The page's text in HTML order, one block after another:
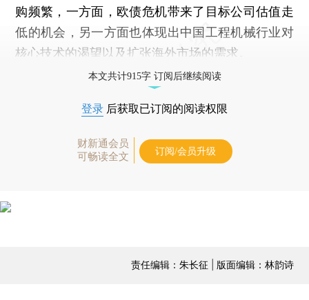
购频繁，一方面，欧债危机带来了目标公司估值走
低的机会，另一方面也体现出中国工程机械行业对
核心技术的渴望以及扩张海外市场的需求。
本文共计915字 订阅后继续阅读
登录 后获取已订阅的阅读权限
财新通会员
可畅读全文
订阅/会员升级
责任编辑：朱长征 | 版面编辑：林韵诗